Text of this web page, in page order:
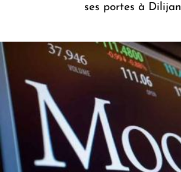
ses portes à Dilijan